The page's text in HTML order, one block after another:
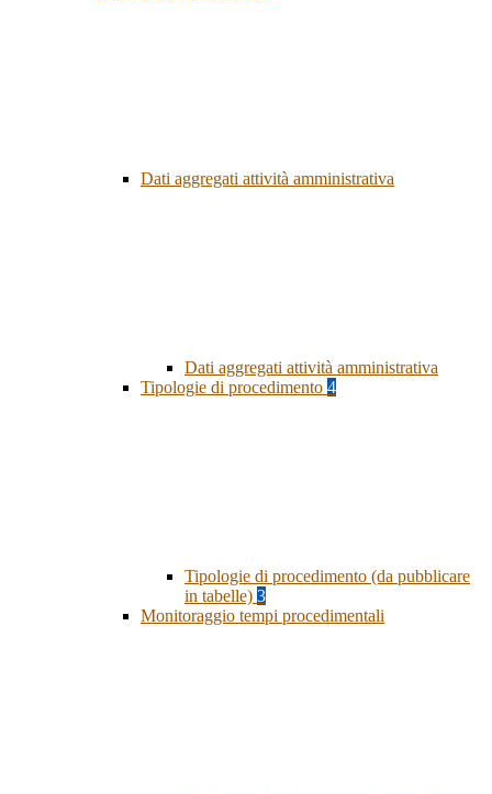
Dati aggregati attività amministrativa
Dati aggregati attività amministrativa
Tipologie di procedimento 4
Tipologie di procedimento (da pubblicare
in tabelle) 3
Monitoraggio tempi procedimentali